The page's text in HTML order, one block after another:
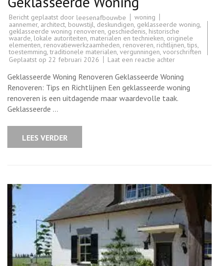
Bericht geplaatst door leesenafbouwbe
woning
aannemer, architect, bouwstijl, deskundigen, geklasseerde woning,
geklasseerde woning renoveren, geschiedenis, historische
waarde, lokale autoriteiten, materialen en technieken, originele
elementen, renovatiewerkzaamheden, renoveren, richtlijnen,tips,
toestemming,traditionele materialen, vergunningen, voorschriften
Geplaatst op 22 februari 2026 Laat een reactie achterop
voor
het
Renoveren
van
een
Geklasseerde Woning Renoveren Geklasseerde Woning
Renoveren: Tips en Richtlijnen Een geklasseerde woning
renoveren is een uitdagende maar waardevolle taak.
Geklasseerde …
LEES VERDER